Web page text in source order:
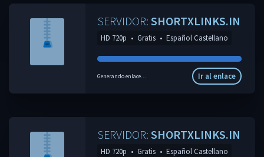
SERVIDOR: SHORTXLINKS.IN
HD 720p • Gratis • Español Castellano
Generando enlace... Ir al enlace
SERVIDOR: SHORTXLINKS.IN
HD 720p • Gratis • Español Castellano